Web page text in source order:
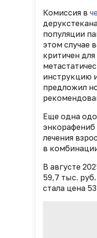
Комиссия в
популяции
этом случае
критичен
инструкцию
предложил
Еще одна
лечения
в
В августе
59,7 тыс.
стала цена